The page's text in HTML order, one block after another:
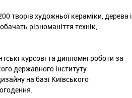
творів художньої кераміки, дерева і
різноманіття технік,
курсові та дипломні роботи за
державного інституту
на базі Київського